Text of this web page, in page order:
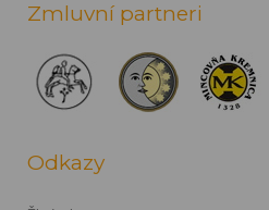
Zmluvní partneri
Odkazy